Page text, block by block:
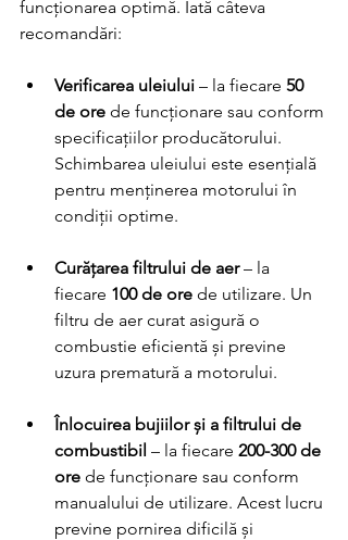
funcționarea optimă. Iată câteva
recomandări:
Verificarea uleiului – la fiecare 50
de ore de funcționare sau conform
specificațiilor producătorului.
Schimbarea uleiului este esențială
pentru menținerea motorului în
condiții optime.
Curățarea filtrului de aer – la
fiecare 100 de ore de utilizare. Un
filtru de aer curat asigură o
combustie eficientă și previne
uzura prematură a motorului.
Înlocuirea bujiilor și a filtrului de
combustibil – la fiecare 200-300 de
ore de funcționare sau conform
manualului de utilizare. Acest lucru
previne pornirea dificilă și